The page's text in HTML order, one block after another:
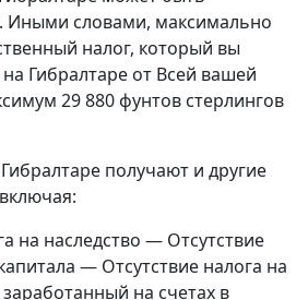
словами, максимально
налог, который вы
Гибралтаре от Всей вашей
29 880 фунтов стерлингов
получают и другие
на наследство — Отсутствие
— Отсутствие налога на
на счетах в